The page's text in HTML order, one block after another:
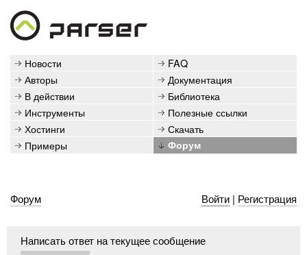
Новости
FAQ
Авторы
Документация
В действии
Библиотека
Инструменты
Полезные ссылки
Хостинги
Скачать
Примеры
Форум
Форум Войти| Регистрация
Написать ответ на текущее сообщение